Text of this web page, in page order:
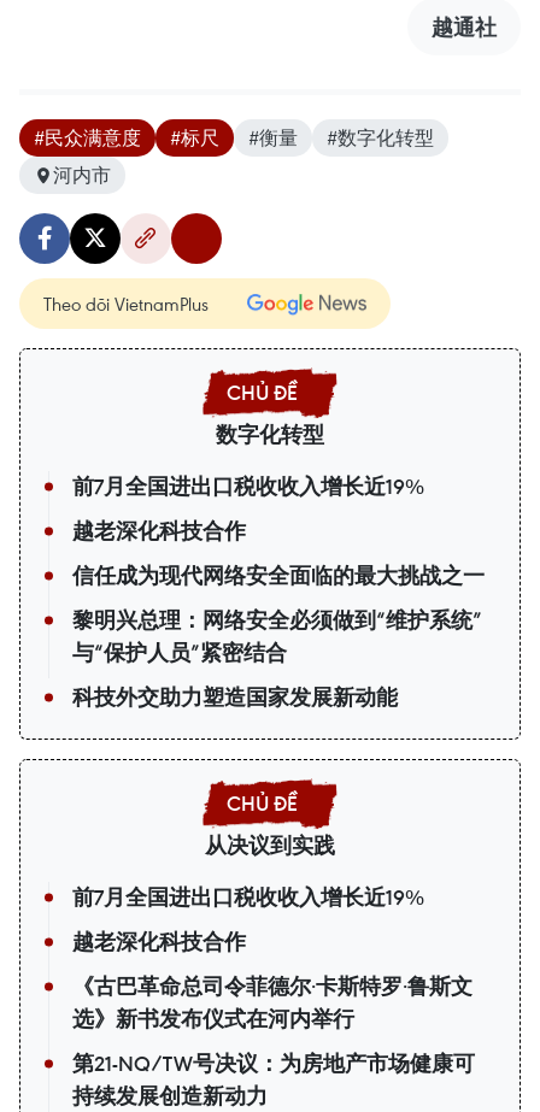
越通社
#民众满意度 #标尺 #衡量
#数字化转型
河内市
Theo dõi VietnamPlus
数字化转型
前7月全国进出口税收收入增长近19%
越老深化科技合作
信任成为现代网络安全面临的最大挑战之一
黎明兴总理：网络安全必须做到“维护系统”
与“保护人员”紧密结合
科技外交助力塑造国家发展新动能
从决议到实践
前7月全国进出口税收收入增长近19%
越老深化科技合作
《古巴革命总司令菲德尔·卡斯特罗·鲁斯文
选》新书发布仪式在河内举行
第21-NQ/TW号决议：为房地产市场健康可
持续发展创造新动力